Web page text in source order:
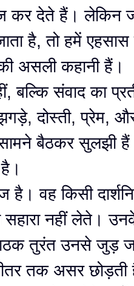
कर देते हैं। लेकिन
है, तो हमें एहसास
असली कहानी हैं।
बल्कि संवाद का
दोस्ती, प्रेम, और
बैठकर सुलझी
है। वह किसी
सहारा नहीं लेते।
तुरंत उनसे जुड़
तक असर छोड़ती